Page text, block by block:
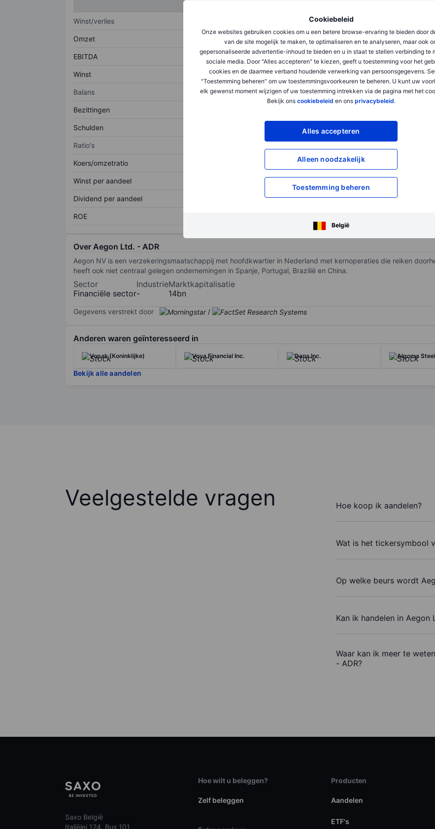
Cookiebeleid
Onze websites gebruiken cookies om u een betere browse-ervaring te bieden door
van de site mogelijk te maken, te optimaliseren en te analyseren, maar ook
gepersonaliseerde advertentie-inhoud te bieden en u in staat te stellen verbinding te
sociale media. Door "Alles accepteren" te kiezen, geeft u toestemming voor het
cookies en de daarmee verband houdende verwerking van persoonsgegevens.
"Toestemming beheren" om uw toestemmingsvoorkeuren te beheren. U kunt uw
elk gewenst moment wijzigen of uw toestemming intrekken via de pagina met het
Bekijk ons cookiebeleid en ons privacybeleid.
Alles accepteren
Alleen noodzakelijk
Toestemming beheren
België
Winst/verlies
Omzet XXXXXXX XXXXXXX
EBITDA XXXXXXX XXXXXXX
Winst XXXXXXX XXXXXXX
Balans
Bezittingen
Schulden XXXXXXX
Ratio's
Koers/omzetratio XXXXXXX
Winst per aandeel
Dividend per aandeel XXXXXXX
ROE
om toegang
Over Aegon Ltd. - ADR
Aegon NV is een verzekeringsmaatschappij met hoofdkwartier in Nederland met kernoperaties die reiken
heeft ook niet centraal gelegen ondernemingen in Spanje, Portugal, Brazilië en China.
Sector
Financiële sector
Industrie
-
Marktkapitalisatie
14bn
Gegevens verstrekt door /
Anderen waren geïnteresseerd in
Vopak (Koninklijke) Voya Financial Inc. Dana Inc. Algoma
Bekijk alle aandelen
Veelgestelde vragen Hoe koop ik aandelen?
Wat is het tickersymbool
Op welke beurs wordt
Kan ik handelen in Aegon
Waar kan ik meer te
- ADR?
Saxo België
Italiëlei 124, Bus 101
Hoe wilt u beleggen?
Zelf beleggen
Producten
Aandelen
ETF's